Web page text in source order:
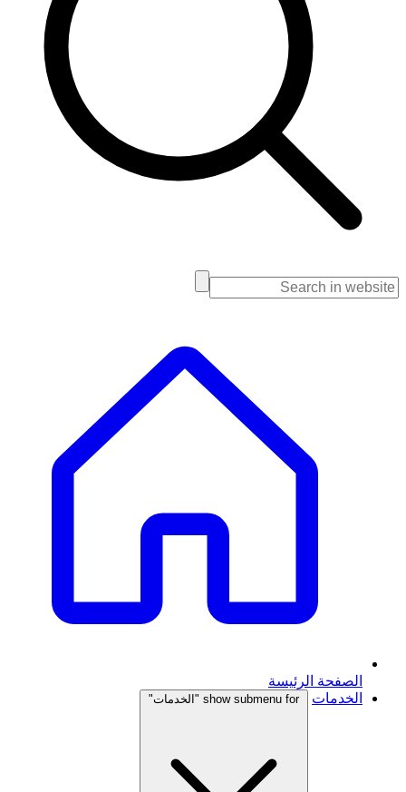
الصفحة الرئيسة
الخدمات
show submenu for "الخدمات"